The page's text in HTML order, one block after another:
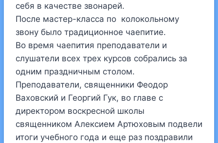
себя в качестве звонарей.
После мастер-класса по колокольному
звону было традиционное чаепитие.
Во время чаепития преподаватели и
слушатели всех трех курсов собрались за
одним праздничным столом.
Преподаватели, священники Феодор
Ваховский и Георгий Гук, во главе с
директором воскресной школы
священником Алексием Артюховым подвели
итоги учебного года и еще раз поздравили